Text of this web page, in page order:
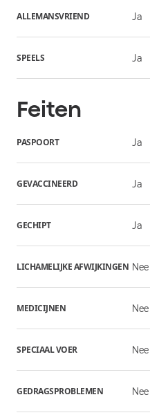
ALLEMANSVRIEND Ja
SPEELS Ja
Feiten
PASPOORT Ja
GEVACCINEERD Ja
GECHIPT Ja
LICHAMELIJKE AFWIJKINGEN Nee
MEDICIJNEN Nee
SPECIAAL VOER Nee
GEDRAGSPROBLEMEN Nee